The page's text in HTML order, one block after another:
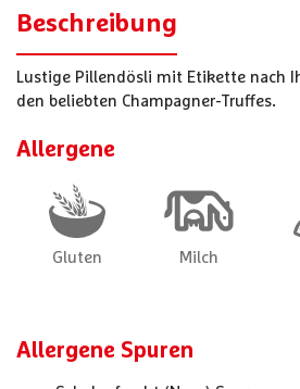
Beschreibung
Lustige Pillendösli mit Etikette nach
den beliebten Champagner-Truffes.
Allergene
Allergene Spuren